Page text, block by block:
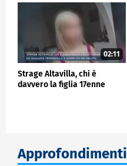
02:11
Strage Altavilla, chi è
davvero la figlia 17enne
Approfondimenti